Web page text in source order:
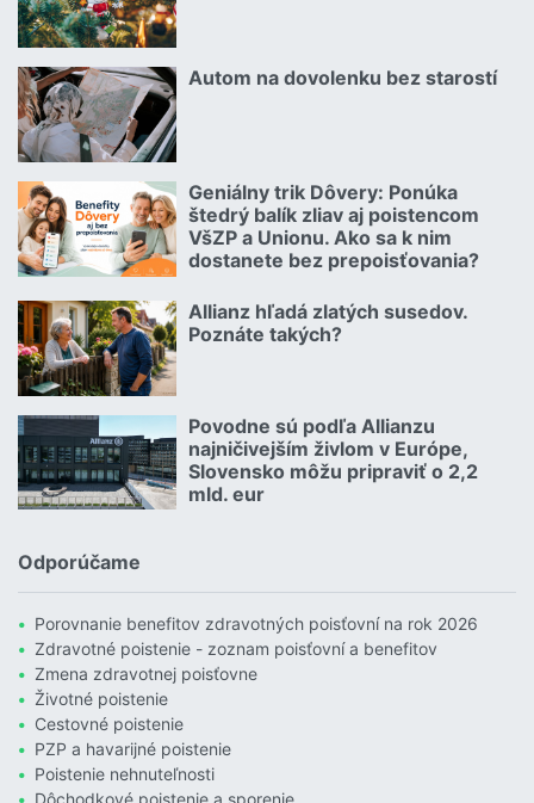
Autom na dovolenku bez starostí
02.07.2026 |
Geniálny trik Dôvery: Ponúka
štedrý balík zliav aj poistencom
VšZP a Unionu. Ako sa k nim
dostanete bez prepoisťovania?
06.07.2026 | | redakcia
Allianz hľadá zlatých susedov.
Poznáte takých?
08.07.2026 |
Povodne sú podľa Allianzu
najničivejším živlom v Európe,
Slovensko môžu pripraviť o 2,2
mld. eur
23.07.2026 |
Odporúčame
Porovnanie benefitov zdravotných poisťovní na rok 2026
Zdravotné poistenie - zoznam poisťovní a benefitov
Zmena zdravotnej poisťovne
Životné poistenie
Cestovné poistenie
PZP a havarijné poistenie
Poistenie nehnuteľnosti
Dôchodkové poistenie a sporenie